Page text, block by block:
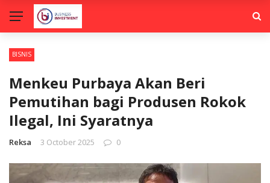
BISNIS
Menkeu Purbaya Akan Beri
Pemutihan bagi Produsen Rokok
Ilegal, Ini Syaratnya
Reksa 3 October 2025 0